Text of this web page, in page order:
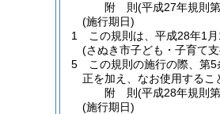
附 則(平成27年規則
(施行期日)
1
この規則は、平成28年1月
(さぬき市子ども・子育て
5
この規則の施行の際、第
正を加え、なお使用するこ
附 則(平成28年規則
(施行期日)